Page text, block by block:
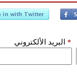
البريد الألكتروني *